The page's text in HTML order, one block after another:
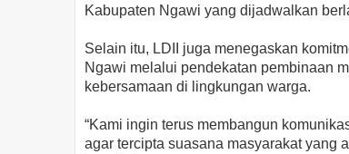
Kabupaten Ngawi yang dijadwalkan
Selain itu, LDII juga menegaskan
Ngawi melalui pendekatan pembinaan
kebersamaan di lingkungan warga.
“Kami ingin terus membangun
agar tercipta suasana masyarakat yang